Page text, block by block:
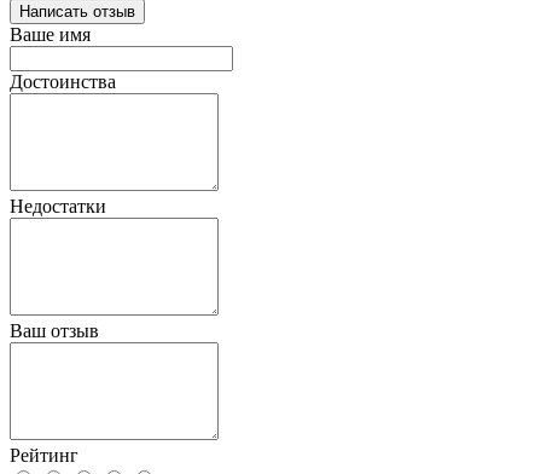
Написать отзыв
Ваше имя
Достоинства
Недостатки
Ваш отзыв
Рейтинг